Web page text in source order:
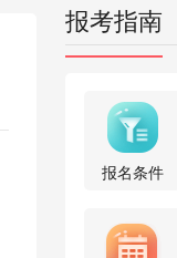
报考指南
报名条件